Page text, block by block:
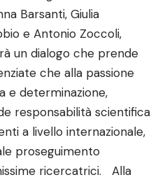
Barsanti, Giulia
e Antonio Zoccoli,
un dialogo che prende
che alla passione
e determinazione,
responsabilità scientifica
a livello internazionale,
proseguimento
ricercatrici. Alla